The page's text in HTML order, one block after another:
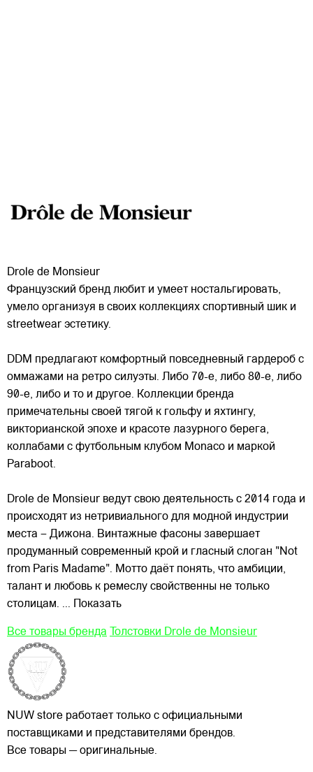
Drole de Monsieur
Французский бренд любит и умеет ностальгировать,
умело организуя в своих коллекциях спортивный шик и
streetwear эстетику.
DDM предлагают комфортный повседневный гардероб с
оммажами на ретро силуэты. Либо 70-е, либо 80-е, либо
90-е, либо и то и другое. Коллекции бренда
примечательны своей тягой к гольфу и яхтингу,
викторианской эпохе и красоте лазурного берега,
коллабами с футбольным клубом Monaco и маркой
Paraboot.
Drole de Monsieur ведут свою деятельность с 2014 года и
происходят из нетривиального для модной индустрии
места – Дижона. Винтажные фасоны завершает
продуманный современный крой и гласный слоган "Not
from Paris Madame". Мотто даёт понять, что амбиции,
талант и любовь к ремеслу свойственны не только
столицам. ... Показать
Все товары бренда Толстовки Drole de Monsieur
NUW store работает только с официальными
поставщиками и представителями брендов.
Все товары — оригинальные.